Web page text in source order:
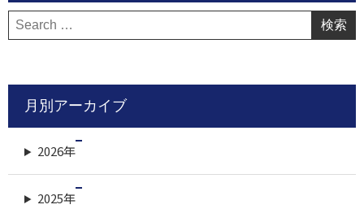
検
索:
月別アーカイブ
2026年
2025年